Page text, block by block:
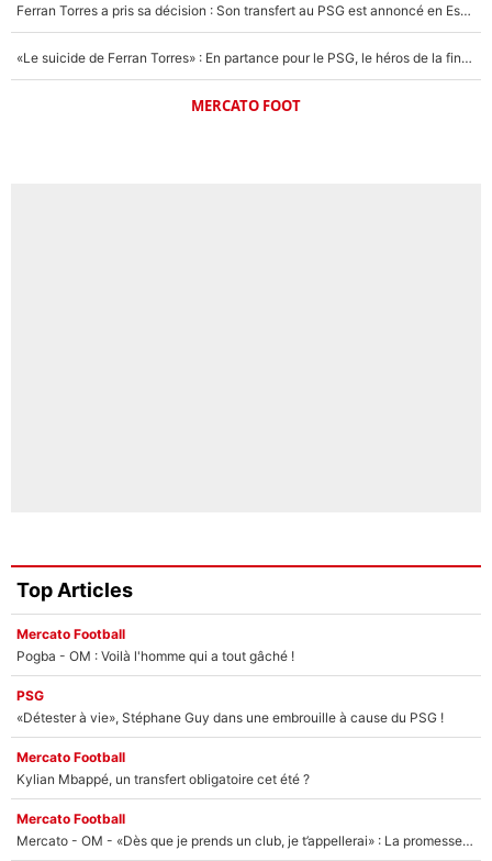
Ferran Torres a pris sa décision : Son transfert au PSG est annoncé en Espagne !
«Le suicide de Ferran Torres» : En partance pour le PSG, le héros de la finale de la Coupe du monde s'attire les foudres de la presse espagnole !
MERCATO FOOT
Top Articles
Mercato Football
Pogba - OM : Voilà l'homme qui a tout gâché !
PSG
«Détester à vie», Stéphane Guy dans une embrouille à cause du PSG !
Mercato Football
Kylian Mbappé, un transfert obligatoire cet été ?
Mercato Football
Mercato - OM - «Dès que je prends un club, je t’appellerai» : La promesse de Marcelino au moment de claquer la porte